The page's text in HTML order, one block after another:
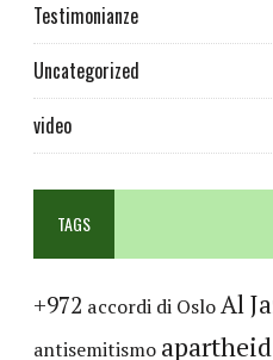
Testimonianze
Uncategorized
video
TAGS
+972 accordi di OsloAl
antisemitismo apartheid